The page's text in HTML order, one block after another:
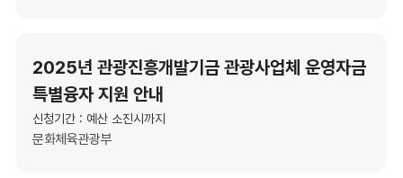
2025년 관광진흥개발기금 관광사업체 운영자금
특별융자 지원 안내
신청기간 : 예산 소진시까지
문화체육관광부